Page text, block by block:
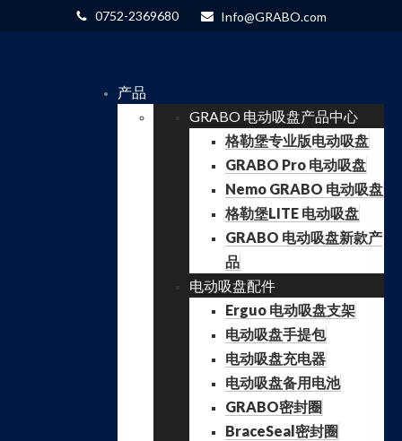
0752-2369680 Info@GRABO.com
产品
GRABO 电动吸盘产品中心
格勒堡专业版电动吸盘
GRABO Pro 电动吸盘
Nemo GRABO 电动吸盘
格勒堡LITE 电动吸盘
GRABO 电动吸盘新款产
品
电动吸盘配件
Erguo 电动吸盘支架
电动吸盘手提包
电动吸盘充电器
电动吸盘备用电池
GRABO密封圈
BraceSeal密封圈